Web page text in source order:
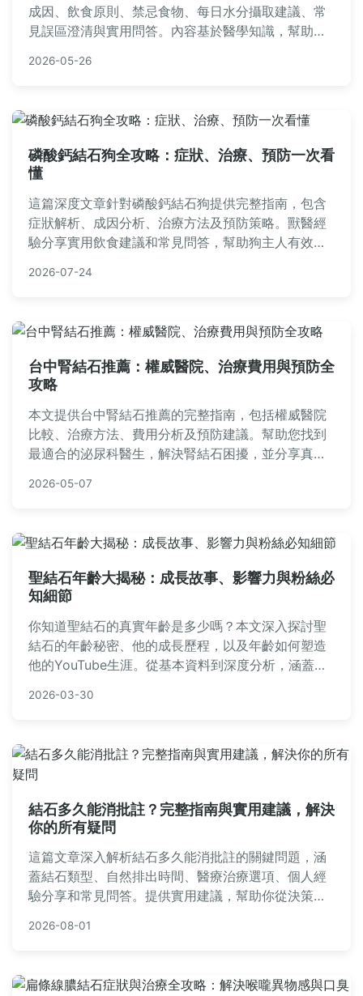
成因、飲食原則、禁忌食物、每日水分攝取建議、常
見誤區澄清與實用問答。內容基於醫學知識，幫助您
險。無論是預防還是已有結石，都能找到具體行動方
2026-05-26
磷酸鈣結石狗全攻略：症狀、治療、預防一次看
懂
這篇深度文章針對磷酸鈣結石狗提供完整指南，包含
症狀解析、成因分析、治療方法及預防策略。獸醫經
驗分享實用飲食建議和常見問答，幫助狗主人有效管
例，避免AI虛構，確保資訊可靠實用。
2026-07-24
台中腎結石推薦：權威醫院、治療費用與預防全
攻略
本文提供台中腎結石推薦的完整指南，包括權威醫院
比較、治療方法、費用分析及預防建議。幫助您找到
最適合的泌尿科醫生，解決腎結石困擾，並分享真實
2026-05-07
聖結石年齡大揭秘：成長故事、影響力與粉絲必
知細節
你知道聖結石的真實年齡是多少嗎？本文深入探討聖
結石的年齡秘密、他的成長歷程，以及年齡如何塑造
他的YouTube生涯。從基本資料到深度分析，涵蓋粉
生活變化，以及未來發展趨勢。如果你對聖結石年齡
2026-03-30
結石多久能消批註？完整指南與實用建議，解決
你的所有疑問
這篇文章深入解析結石多久能消批註的關鍵問題，涵
蓋結石類型、自然排出時間、醫療治療選項、個人經
驗分享和常見問答。提供實用建議，幫助你從決策到
醫學知識，確保實用性和可靠性。
2026-08-01